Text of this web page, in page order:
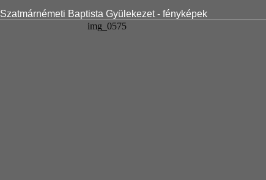
Szatmárnémeti Baptista Gyülekezet - fényképek